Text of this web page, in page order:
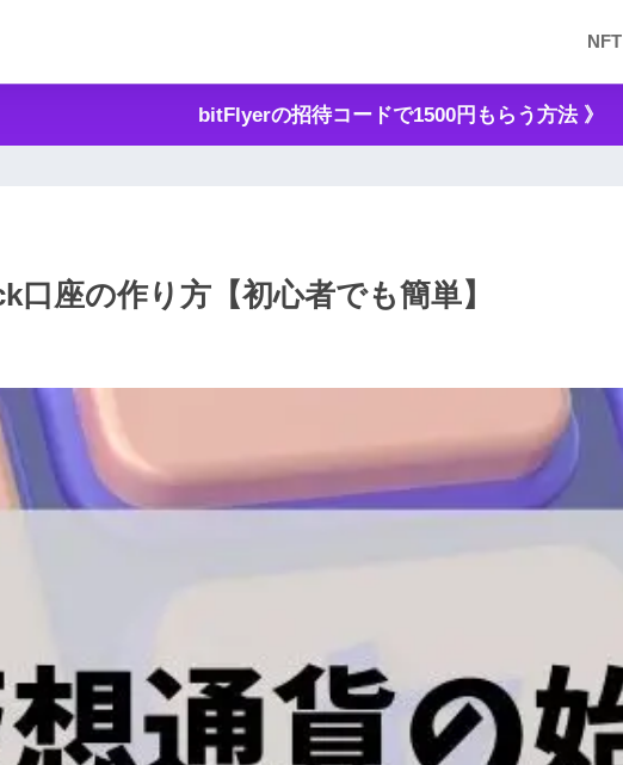
NFT
bitFlyerの招待コードで1500円もらう方法 》
口座の作り方【初心者でも簡単】